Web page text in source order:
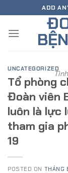
to
content
ADD
UNCATEGORIZED
Tổ phòng
Đoàn viên
luôn là lực
tham gia
19
POSTED ON THÁNG